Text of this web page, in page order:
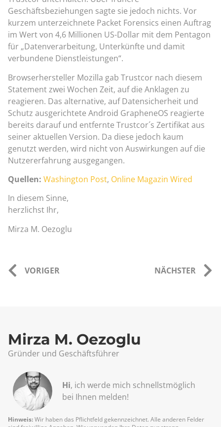
Geschäftsbeziehungen sagte sie jedoch nichts. Vor
kurzem unterzeichnete Packet Forensics einen Auftrag
im Wert von 4,6 Millionen US-Dollar mit dem Pentagon
für „Datenverarbeitung, Unterkünfte und damit
verbundene Dienstleistungen“.
Browserhersteller Mozilla gab Trustcor nach diesem
Statement zwei Wochen Zeit, auf die Anklagen zu
reagieren. Das alternative, auf Datensicherheit und
Schutz ausgerichtete Android GrapheneOS reagierte
bereits darauf und entfernte Trustcor´s Zertifikat aus
seiner aktuellen Version. Da diese jedoch kaum
genutzt werden, wird nicht von Auswirkungen auf die
Nutzererfahrung ausgegangen.
Quellen: Washington Post, Online Magazin Wired
In diesem Sinne,
herzlichst Ihr,
Mirza M. Oezoglu
VORIGER NÄCHSTER
Mirza M. Oezoglu
Gründer und Geschäftsführer
Hi, ich werde mich schnellst­möglich
bei Ihnen melden!
Hinweis:Wir haben das Pflichtfeld gekennzeichnet. Alle anderen Felder